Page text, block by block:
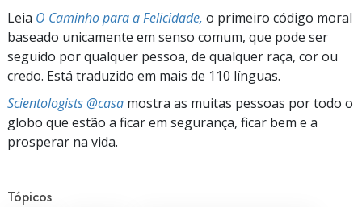
Leia O Caminho para a Felicidade, o primeiro código moral
baseado unicamente em senso comum, que pode ser
seguido por qualquer pessoa, de qualquer raça, cor ou
credo. Está traduzido em mais de 110 línguas.
Scientologists @casa mostra as muitas pessoas por todo o
globo que estão a ficar em segurança, ficar bem e a
prosperar na vida.
Tópicos